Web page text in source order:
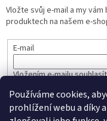
Používáme cookies,
prohlížení webu a díky
Vložte svůj e-mail a my
produktech na našem e-
E-mail
Vložením e-mailu
PŘIHLÁSIT SE